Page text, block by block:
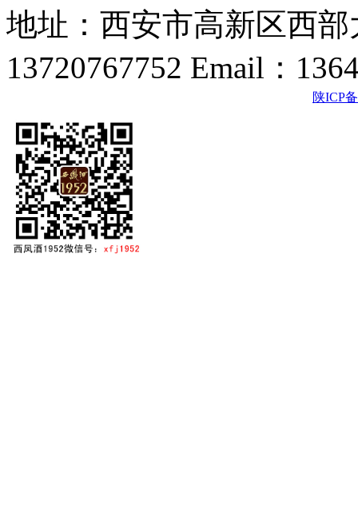
地址：西安市高新区西
13720767752 Email：
陕ICP